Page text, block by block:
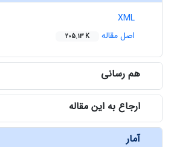
XML
اصل مقاله
205.13 K
هم رسانی
ارجاع به این مقاله
آمار